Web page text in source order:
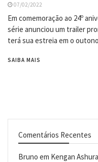
07/02/2022
Em comemoração ao 24º
série anunciou um trailer
terá sua estreia em o
SAIBA MAIS
Comentários Recentes
Bruno em Kengan